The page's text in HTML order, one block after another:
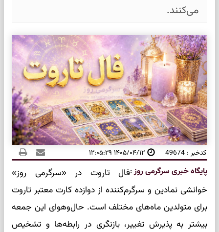
می‌کنند.
کدخبر : 49674 ۱۴۰۵/۰۴/۱۲ ۱۲:۰۵:۲۹
پایگاه خبری سرگرمی روز:فال تاروت در «سرگرمی روز»
خوانشی نمادین و سرگرم‌کننده از دوازده کارت معتبر تاروت
برای متولدین ماه‌های مختلف است. حال‌وهوای این جمعه
بیشتر به پذیرش تغییر، بازنگری در رابطه‌ها و تشخیص